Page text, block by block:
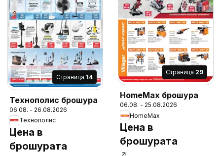
Cтраница 14
Технополис брошура
06.08. - 26.08.2026
Технополис
Цена в
брошурата
Cтраница 29
HomeMax брошура
06.08. - 25.08.2026
HomeMax
Цена в
брошурата